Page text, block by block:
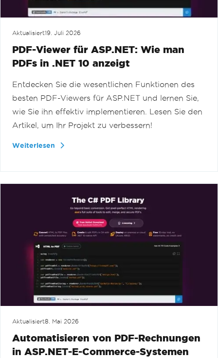
Aktualisiert19. Juli 2026
PDF-Viewer für ASP.NET: Wie man
PDFs in .NET 10 anzeigt
Entdecken Sie die wesentlichen Funktionen des
besten PDF-Viewers für ASP.NET und lernen Sie,
wie Sie ihn effektiv implementieren. Lesen Sie den
Artikel, um Ihr Projekt zu verbessern!
Weiterlesen
Aktualisiert8. Mai 2026
Automatisieren von PDF-Rechnungen
in ASP.NET-E-Commerce-Systemen